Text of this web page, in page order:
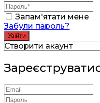
Запам'ятати мене
Забули пароль?
Створити акаунт